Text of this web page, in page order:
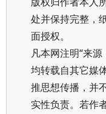
处并保持完整，
面授权。
凡本网注明“来源
均转载自其它媒
推思想传播，并
实性负责。若作